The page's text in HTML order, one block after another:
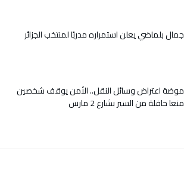
جمال بلماضي يعلن استمراره مدربًا لمنتخب الجزائر
موضة اعتراض وسائل النقل.. الأمن يوقف شخصين
منعا حافلة من السير بشارع 2 مارس